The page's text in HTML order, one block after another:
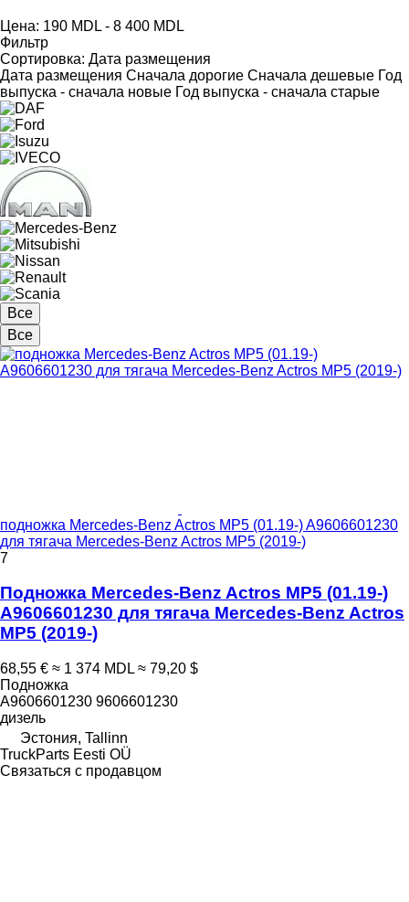
Цена: 190 MDL - 8 400 MDL
Фильтр
Сортировка: Дата размещения
Дата размещения Сначала дорогие Сначала дешевые Год
выпуска - сначала новые Год выпуска - сначала старые
Все
Все
подножка Mercedes-Benz Actros MP5 (01.19-) A9606601230
для тягача Mercedes-Benz Actros MP5 (2019-)
7
Подножка Mercedes-Benz Actros MP5 (01.19-)
A9606601230 для тягача Mercedes-Benz Actros
MP5 (2019-)
68,55 € ≈ 1 374 MDL ≈ 79,20 $
Подножка
A9606601230 9606601230
дизель
Эстония, Tallinn
TruckParts Eesti OÜ
Связаться с продавцом